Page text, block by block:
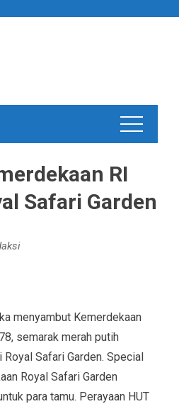
RI
Safari Garden
menyambut Kemerdekaan
semarak merah putih
Safari Garden. Special
Royal Safari Garden
para tamu. Perayaan HUT